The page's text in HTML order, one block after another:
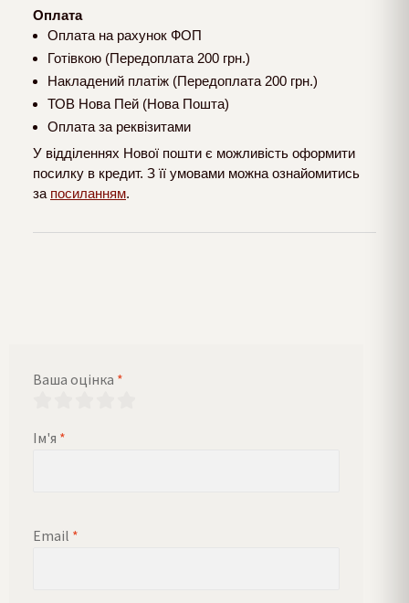
Оплата
Оплата на рахунок ФОП
Готівкою (Передоплата 200 грн.)
Накладений платіж (Передоплата 200 грн.)
ТОВ Нова Пей (Нова Пошта)
Оплата за реквізитами
У відділеннях Нової пошти є можливість оформити
посилку в кредит. З її умовами можна ознайомитись
за посиланням.
Ваша оцінка *
Ім'я *
Email *